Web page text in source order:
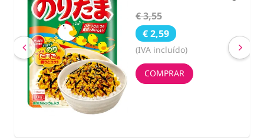
€ 3,55
€ 2,59
(IVA incluído)
COMPRAR